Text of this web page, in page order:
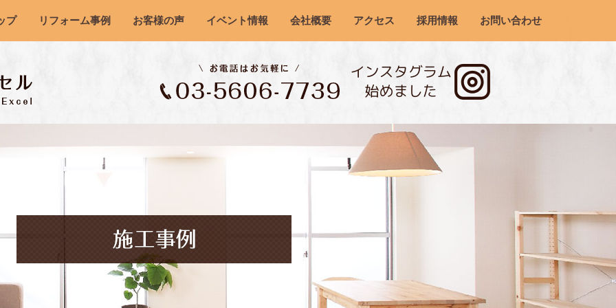
プ リフォーム事例 お客様の声 イベント情報 会社概要 アクセス 採用情報 お問い合わせ